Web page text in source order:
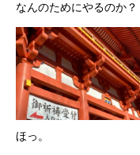
なんのためにやるのか？
ほっ。